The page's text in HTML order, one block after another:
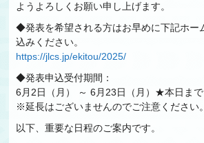
ようよろしくお願い申し上げます。
◆発表を希望される方はお早めに下記ホー
込みください。
https://jlcs.jp/ekitou/2025/
◆発表申込受付期間：
6月2日（月） ～ 6月23日（月）★本日ま
※延長はございませんのでご注意ください。
以下、重要な日程のご案内です。